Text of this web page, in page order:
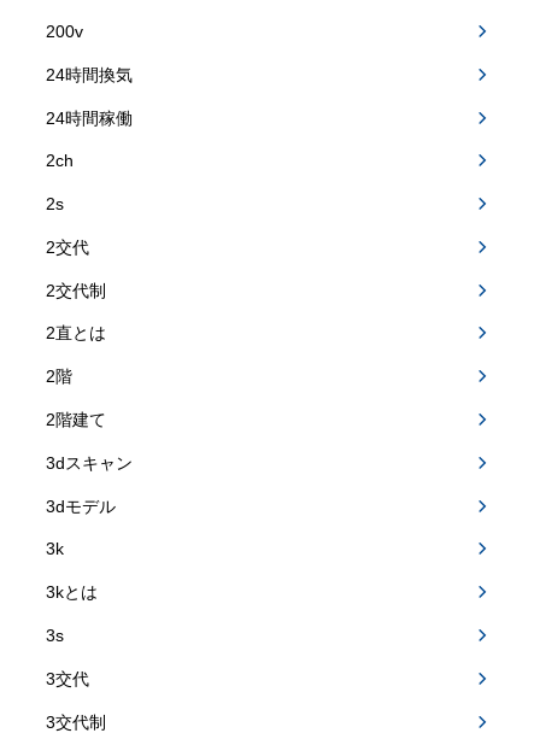
200v
24時間換気
24時間稼働
2ch
2s
2交代
2交代制
2直とは
2階
2階建て
3dスキャン
3dモデル
3k
3kとは
3s
3交代
3交代制